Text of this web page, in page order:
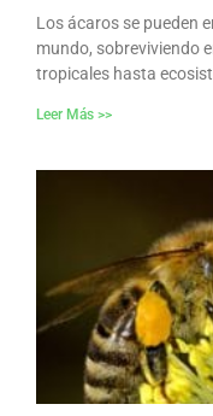
Los ácaros se pueden
mundo, sobreviviendo
tropicales hasta
Leer Más >>